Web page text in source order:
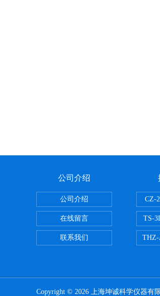
公司介绍
公司介绍
在线留言
联系我们
CZ-
TS-
THZ-
Copyright © 2026 上海坤诚科学仪器有